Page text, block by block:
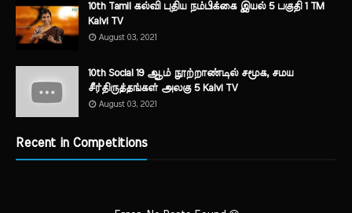
10th Tamil கல்வி புதிய நம்பிக்கை இயல் 5 பகுதி 1 TM
Kalvi TV
August 03, 2021
10th Social 19 ஆம் நூற்றாண்டில் சமூக, சமய
சீர்திருத்தங்கள் அலகு 5 Kalvi TV
August 03, 2021
Recent in Competitions